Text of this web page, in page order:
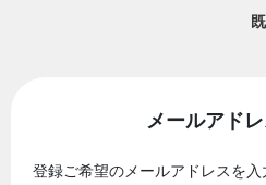
メールアド
登録ご希望のメールアドレスを入